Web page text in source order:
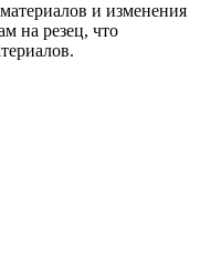
и изменения
на резец, что